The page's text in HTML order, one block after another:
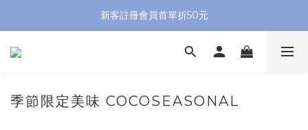
新客註冊會員首單折50元
季節限定美味 COCOSEASONAL